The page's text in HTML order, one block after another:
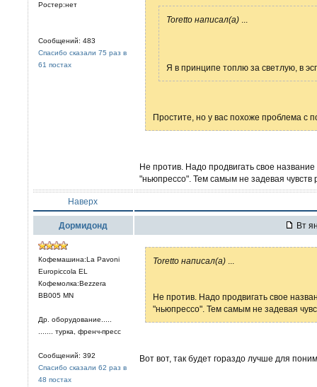
Ростер:нет
Сообщений: 483
Спасибо сказали 75 раз в
61 постах
Toretto написал(а)
Я в принципе топлю за светлую, в
Простите, но у вас похоже проблема с
Не против. Надо продвигать свое
"ньюпрессо". Тем самым не задевая чувств
Наверх
Дормидонд Вт
Кофемашина:La Pavoni
Europiccola EL
Кофемолка:Bezzera
ВВ005 МN
Др. оборудование.....
....... турка, френч-пресс
Сообщений: 392
Спасибо сказали 62 раз в
48 постах
Toretto написал(а)
Не против. Надо продвигать свое
"ньюпрессо". Тем самым не задевая
Вот вот, так будет гораздо лучше для